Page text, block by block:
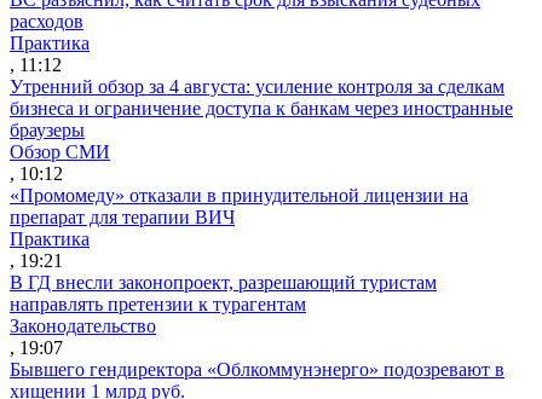
расходов
Практика
, 11:12
Утренний обзор за 4 августа: усиление контроля за сделкам
бизнеса и ограничение доступа к банкам через иностранные
браузеры
Обзор СМИ
, 10:12
«Промомеду» отказали в принудительной лицензии на
препарат для терапии ВИЧ
Практика
, 19:21
В ГД внесли законопроект, разрешающий туристам
направлять претензии к турагентам
Законодательство
, 19:07
Бывшего гендиректора «Облкоммунэнерго» подозревают в
хищении 1 млрд руб.